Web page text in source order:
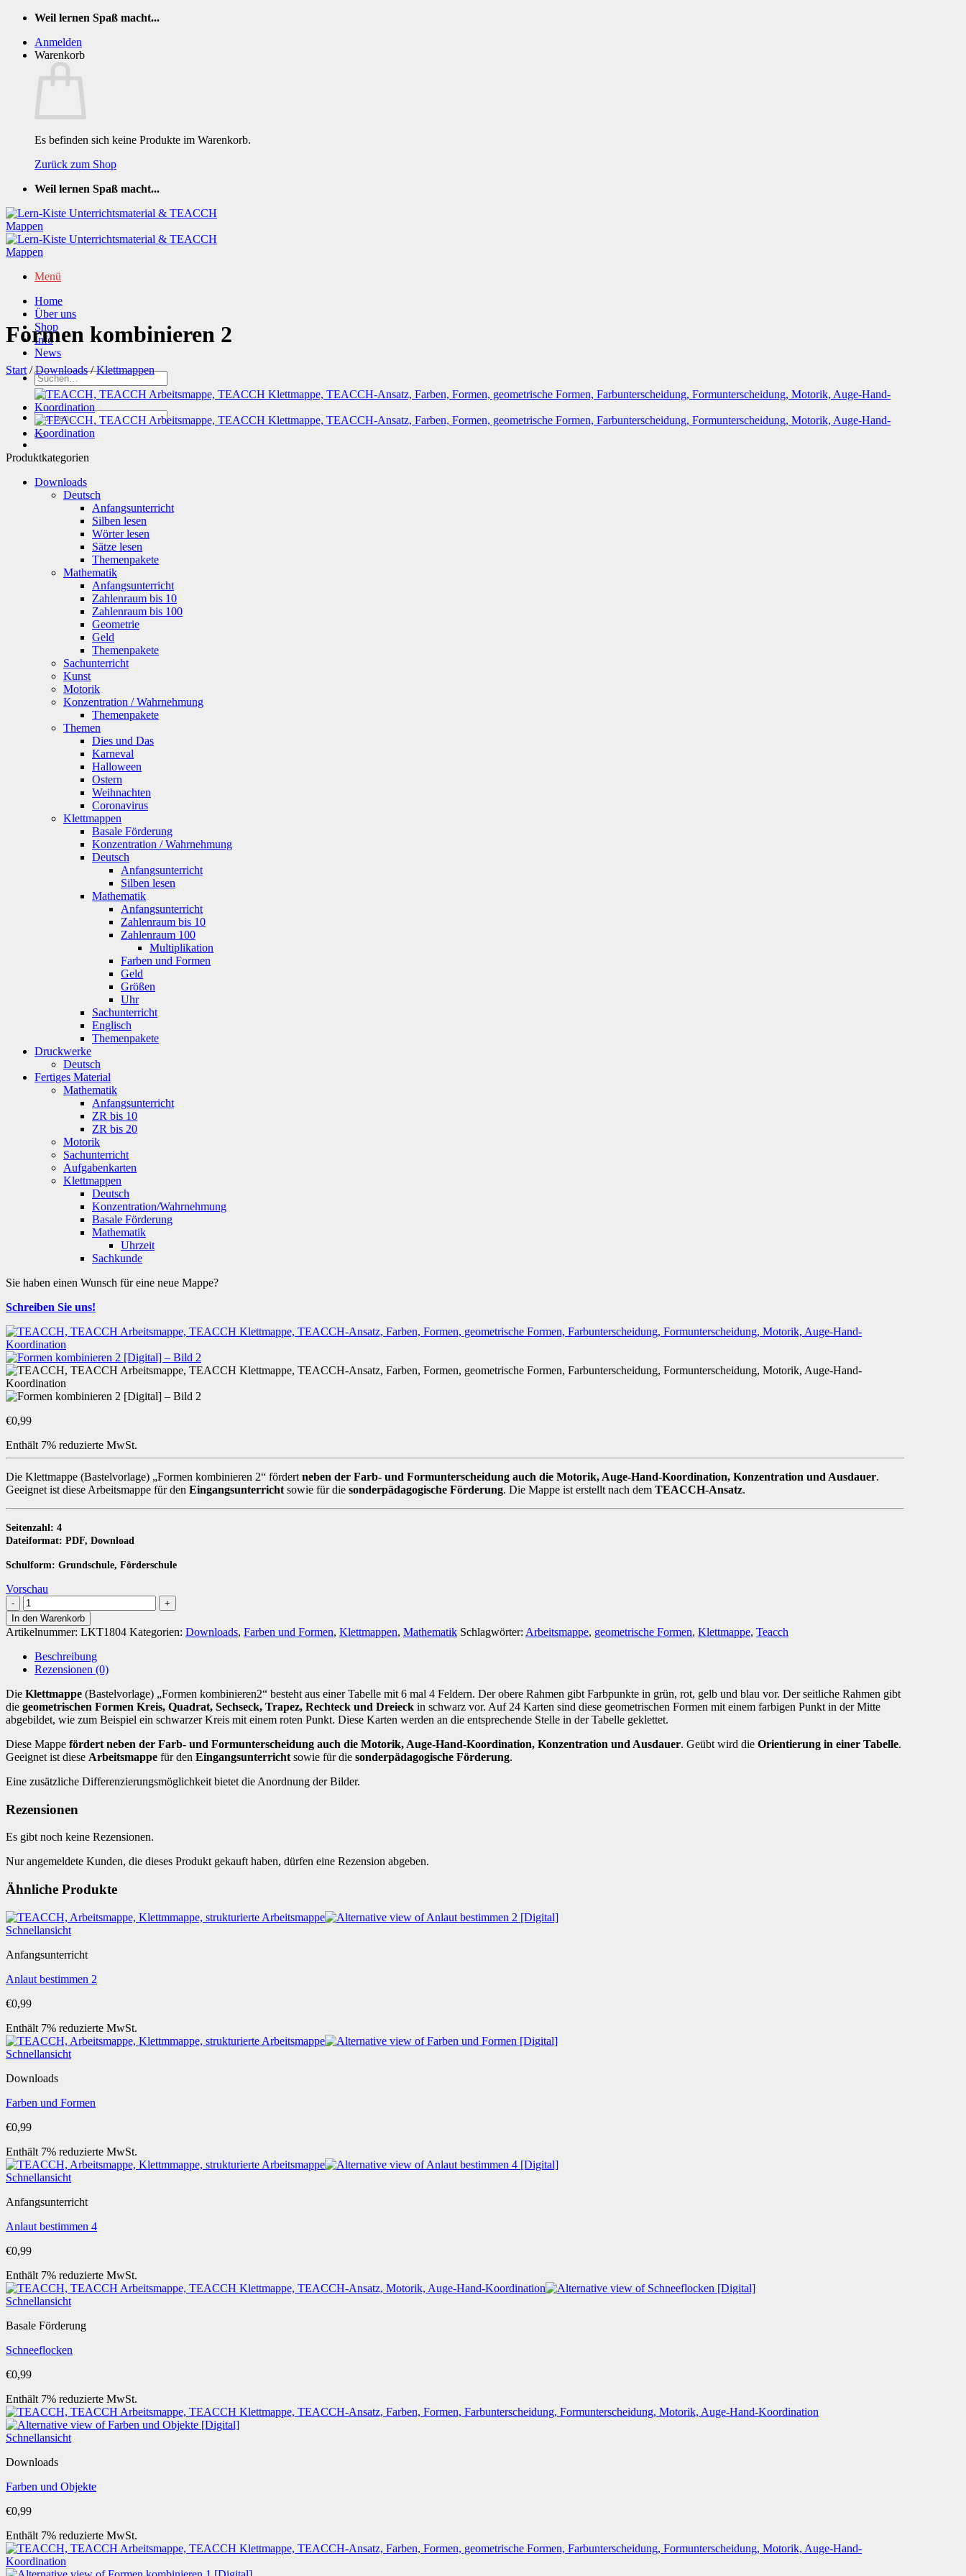
Zum
springen
Weil lernen Spaß macht...
Anmelden
Warenkorb
Es befinden sich keine Produkte im Warenkorb.
Zurück zum Shop
Weil lernen Spaß macht...
Menü
Home
Über uns
Shop
Info
News
Suchen
nach:
Suchen
nach:
Formen kombinieren 2
Start / Downloads / Klettmappen
Produktkategorien
Downloads
Deutsch
Anfangsunterricht
Silben lesen
Wörter lesen
Sätze lesen
Themenpakete
Mathematik
Anfangsunterricht
Zahlenraum bis 10
Zahlenraum bis 100
Geometrie
Geld
Themenpakete
Sachunterricht
Kunst
Motorik
Konzentration / Wahrnehmung
Themenpakete
Themen
Dies und Das
Karneval
Halloween
Ostern
Weihnachten
Coronavirus
Klettmappen
Basale Förderung
Konzentration / Wahrnehmung
Deutsch
Anfangsunterricht
Silben lesen
Mathematik
Anfangsunterricht
Zahlenraum bis 10
Zahlenraum 100
Multiplikation
Farben und Formen
Geld
Größen
Uhr
Sachunterricht
Englisch
Themenpakete
Druckwerke
Deutsch
Fertiges Material
Mathematik
Anfangsunterricht
ZR bis 10
ZR bis 20
Motorik
Sachunterricht
Aufgabenkarten
Klettmappen
Deutsch
Konzentration/Wahrnehmung
Basale Förderung
Mathematik
Uhrzeit
Sachkunde
Sie haben einen Wunsch für eine neue Mappe?
Schreiben Sie uns!
€0,99
Enthält 7% reduzierte MwSt.
Die Klettmappe (Bastelvorlage) „Formen kombinieren 2“ fördert neben der Farb- und Formunterscheidung auch die Motorik, Auge-Hand-Koordination, Konzentration und Ausdauer.
Geeignet ist diese Arbeitsmappe für den Eingangsunterricht sowie für die sonderpädagogische Förderung. Die Mappe ist erstellt nach dem TEACCH-Ansatz.
Seitenzahl: 4
Dateiformat: PDF, Download
Schulform: Grundschule, Förderschule
Vorschau
Formen
kombinieren
2
[Digital]
Menge
In den Warenkorb
Artikelnummer: LKT1804 Kategorien: Downloads, Farben und Formen, Klettmappen, Mathematik Schlagwörter: Arbeitsmappe, geometrische Formen, Klettmappe, Teacch
Beschreibung
Rezensionen (0)
Die Klettmappe (Bastelvorlage) „Formen kombinieren2“ besteht aus einer Tabelle mit 6 mal 4 Feldern. Der obere Rahmen gibt Farbpunkte in grün, rot, gelb und blau vor. Der seitliche Rahmen gibt
die geometrischen Formen Kreis, Quadrat, Sechseck, Trapez, Rechteck und Dreieck in schwarz vor. Auf 24 Karten sind diese geometrischen Formen mit einem farbigen Punkt in der Mitte
abgebildet, wie zum Beispiel ein schwarzer Kreis mit einem roten Punkt. Diese Karten werden an die entsprechende Stelle in der Tabelle geklettet.
Diese Mappe fördert neben der Farb- und Formunterscheidung auch die Motorik, Auge-Hand-Koordination, Konzentration und Ausdauer. Geübt wird die Orientierung in einer Tabelle.
Geeignet ist diese Arbeitsmappe für den Eingangsunterricht sowie für die sonderpädagogische Förderung.
Eine zusätzliche Differenzierungsmöglichkeit bietet die Anordnung der Bilder.
Rezensionen
Es gibt noch keine Rezensionen.
Nur angemeldete Kunden, die dieses Produkt gekauft haben, dürfen eine Rezension abgeben.
Ähnliche Produkte
Schnellansicht
Anfangsunterricht
Anlaut bestimmen 2
€0,99
Enthält 7% reduzierte MwSt.
Schnellansicht
Downloads
Farben und Formen
€0,99
Enthält 7% reduzierte MwSt.
Schnellansicht
Anfangsunterricht
Anlaut bestimmen 4
€0,99
Enthält 7% reduzierte MwSt.
Schnellansicht
Basale Förderung
Schneeflocken
€0,99
Enthält 7% reduzierte MwSt.
Schnellansicht
Downloads
Farben und Objekte
€0,99
Enthält 7% reduzierte MwSt.